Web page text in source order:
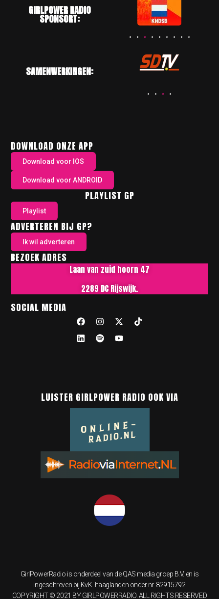
GIRLPOWER RADIO
SPONSORT:
SAMENWERKINGEN:
DOWNLOAD ONZE APP
Download voor IOS
Download voor ANDROID
PLAYLIST GP
Playlist
ADVERTEREN BIJ GP?
Ik wil adverteren
BEZOEK ADRES
Laan van zuid hoorn 47
2289 DC Rijswijk.
SOCIAL MEDIA
LUISTER GIRLPOWER RADIO OOK VIA
GirlPowerRadio is onderdeel van de QAS media groep B.V. en is
ingeschreven bij KvK. haaglanden onder nr. 82915792
COPYRIGHT © 2021 BY GIRLPOWERRADIO. ALL RIGHTS RESERVED